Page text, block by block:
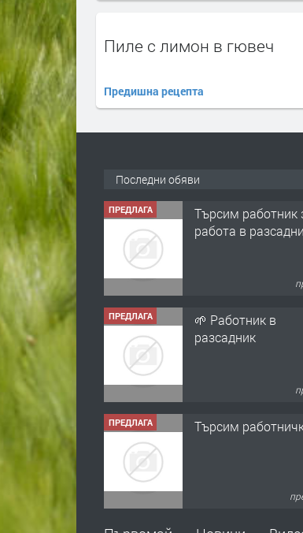
Пиле с лимон в гювеч
Предишна рецепта
Последни обяви
ПРЕДЛАГА
Търсим работник
работа в
ПРЕДЛАГА
🌱 Работник в
разсадник
ПРЕДЛАГА Търсим
Продава